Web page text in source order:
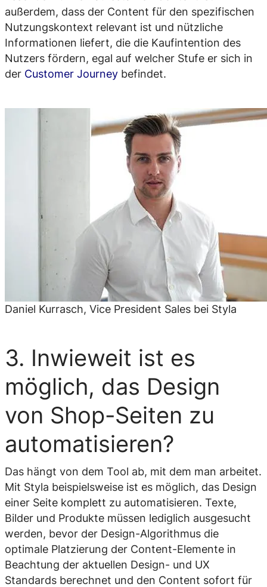
außerdem, dass der Content für den spezifischen
Nutzungskontext relevant ist und nützliche
Informationen liefert, die die Kaufintention des
Nutzers fördern, egal auf welcher Stufe er sich in
der Customer Journey befindet.
Daniel Kurrasch, Vice President Sales bei Styla
3. Inwieweit ist es
möglich, das Design
von Shop-Seiten zu
automatisieren?
Das hängt von dem Tool ab, mit dem man arbeitet.
Mit Styla beispielsweise ist es möglich, das Design
einer Seite komplett zu automatisieren. Texte,
Bilder und Produkte müssen lediglich ausgesucht
werden, bevor der Design-Algorithmus die
optimale Platzierung der Content-Elemente in
Beachtung der aktuellen Design- und UX
Standards berechnet und den Content sofort für